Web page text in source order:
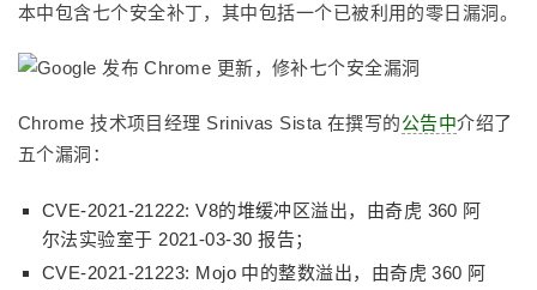
本中包含七个安全补丁，其中包括一个已被利用的零日漏洞。
Chrome 技术项目经理 Srinivas Sista 在撰写的公告中介绍了
五个漏洞：
CVE-2021-21222: V8的堆缓冲区溢出，由奇虎 360 阿
尔法实验室于 2021-03-30 报告；
CVE-2021-21223: Mojo 中的整数溢出，由奇虎 360 阿